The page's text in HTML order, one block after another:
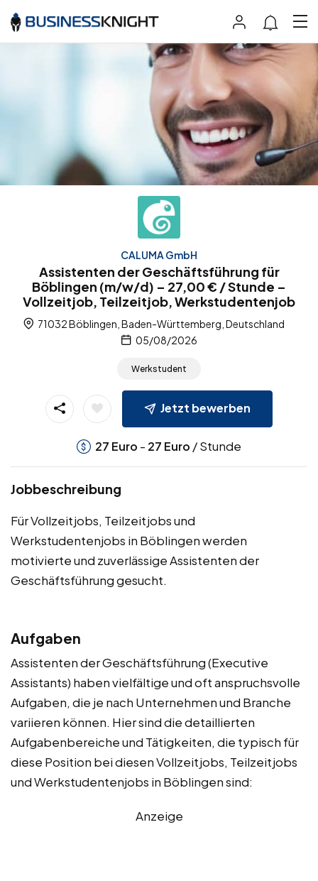
CALUMA GmbH
Assistenten der Geschäftsführung für
Böblingen (m/w/d) – 27,00 € / Stunde –
Vollzeitjob, Teilzeitjob, Werkstudentenjob
71032 Böblingen, Baden-Württemberg, Deutschland
05/08/2026
Werkstudent
Jetzt bewerben
27 Euro - 27 Euro / Stunde
Jobbeschreibung
Für Vollzeitjobs, Teilzeitjobs und
Werkstudentenjobs in Böblingen werden
motivierte und zuverlässige Assistenten der
Geschäftsführung gesucht.
Aufgaben
Assistenten der Geschäftsführung (Executive
Assistants) haben vielfältige und oft anspruchsvolle
Aufgaben, die je nach Unternehmen und Branche
variieren können. Hier sind die detaillierten
Aufgabenbereiche und Tätigkeiten, die typisch für
diese Position bei diesen Vollzeitjobs, Teilzeitjobs
und Werkstudentenjobs in Böblingen sind:
Anzeige